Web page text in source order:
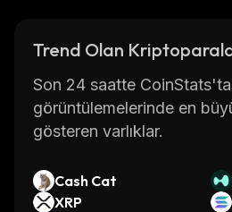
Trend Olan
Son 24 saatte
görüntülemelerinde en
gösteren varlıklar.
Cash Cat
XRP